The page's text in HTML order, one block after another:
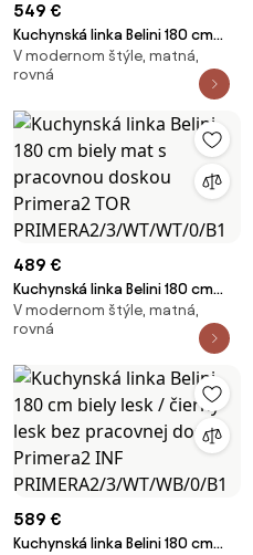
549 €
Kuchynská linka Belini 180 cm
biely lesk / biely mat s
pracovnou doskou Primera2 INF
PRIMERA2/2/WT/WWTW/0/B1
V modernom štýle, matná,
rovná
489 €
Kuchynská linka Belini 180 cm
biely mat s pracovnou doskou
Primera2 TOR
V modernom štýle, matná,
rovná
589 €
Kuchynská linka Belini 180 cm